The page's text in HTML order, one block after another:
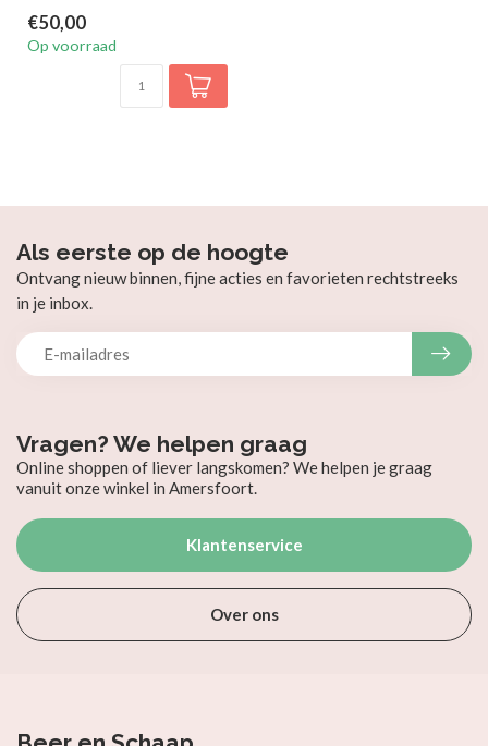
€50,00
Op voorraad
Vragen? We helpen graag
Online shoppen of liever langskomen? We helpen je graag
vanuit onze winkel in Amersfoort.
Klantenservice
Over ons
Als eerste op de hoogte
Ontvang nieuw binnen, fijne acties en favorieten rechtstreeks
in je inbox.